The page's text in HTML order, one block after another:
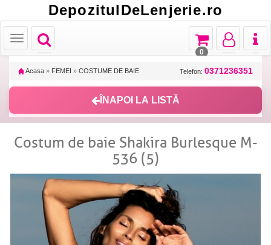
DepozitulDeLenjerie.ro
Toggle
navigation
Toggle
Toggle
navigation
Toggle
navigation
Toggle
navigation
0
Acasa » FEMEI » COSTUME DE BAIE Telefon: 0371236351
ÎNAPOI LA LISTĂ
Costum de baie Shakira Burlesque M-
536 (5)